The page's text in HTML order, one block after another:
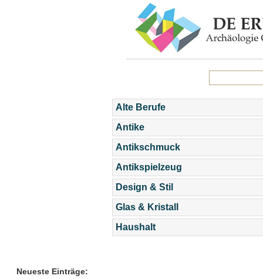
Alte Berufe
Antike
Antikschmuck
Antikspielzeug
Design & Stil
Glas & Kristall
Haushalt
Neueste Einträge: